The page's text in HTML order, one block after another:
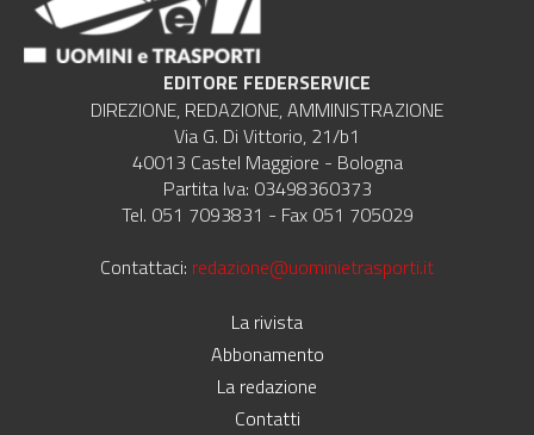
EDITORE FEDERSERVICE
DIREZIONE, REDAZIONE, AMMINISTRAZIONE
Via G. Di Vittorio, 21/b1
40013 Castel Maggiore - Bologna
Partita Iva: 03498360373
Tel. 051 7093831 - Fax 051 705029
Contattaci: redazione@uominietrasporti.it
La rivista
Abbonamento
La redazione
Contatti